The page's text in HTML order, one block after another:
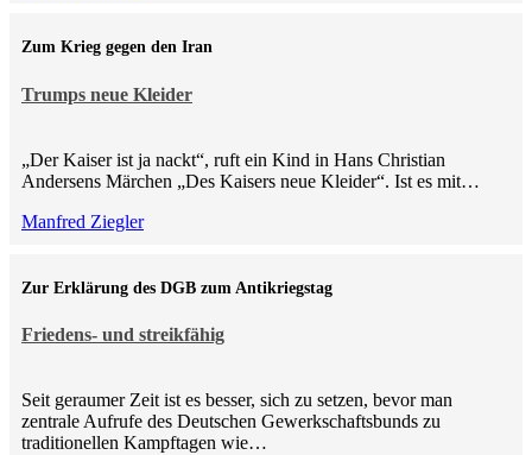
Trumps neue Kleider
Zum Krieg gegen den Iran
„Der Kaiser ist ja nackt“, ruft ein Kind in Hans Christian
Andersens Märchen „Des Kaisers neue Kleider“. Ist es mit…
Manfred Ziegler
Friedens- und streikfähig
Zur Erklärung des DGB zum Antikriegstag
Seit geraumer Zeit ist es besser, sich zu setzen, bevor man
zentrale Aufrufe des Deutschen Gewerkschaftsbunds zu
traditionellen Kampftagen wie…